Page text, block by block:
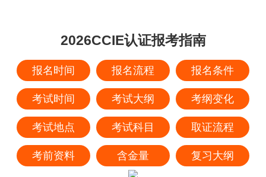
2026CCIE认证报考指南
报名时间 报名流程 报名条件
考试时间 考试大纲 考纲变化
考试地点 考试科目 取证流程
考前资料 含金量 复习大纲